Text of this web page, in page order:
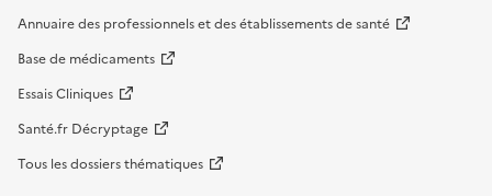
Annuaire des professionnels et des établissements de santé
Base de médicaments
Essais Cliniques
Santé.fr Décryptage
Tous les dossiers thématiques